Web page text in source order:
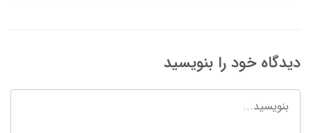
دیدگاه خود را بنویسید